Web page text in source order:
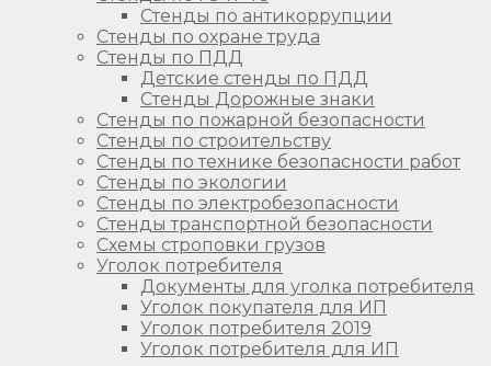
Стенды по антикоррупции
Стенды по охране труда
Стенды по ПДД
Детские стенды по ПДД
Стенды Дорожные знаки
Стенды по пожарной безопасности
Стенды по строительству
Стенды по технике безопасности работ
Стенды по экологии
Стенды по электробезопасности
Стенды транспортной безопасности
Схемы строповки грузов
Уголок потребителя
Документы для уголка потребителя
Уголок покупателя для ИП
Уголок потребителя 2019
Уголок потребителя для ИП